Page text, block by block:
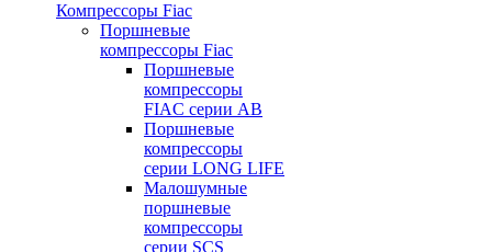
Компрессоры Fiac
Поршневые
компрессоры Fiac
Поршневые
компрессоры
FIAC серии AB
Поршневые
компрессоры
серии LONG LIFE
Малошумные
поршневые
компрессоры
серии SCS